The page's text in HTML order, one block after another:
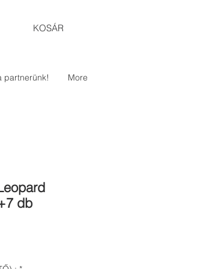
KOSÁR
partnerünk! More
db